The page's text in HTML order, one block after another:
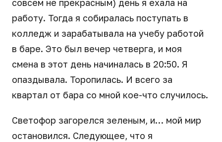
совсем не прекрасным) день я ехала на
работу. Тогда я собиралась поступать в
колледж и зарабатывала на учебу работой
в баре. Это был вечер четверга, и моя
смена в этот день начиналась в 20:50. Я
опаздывала. Торопилась. И всего за
квартал от бара со мной кое-что случилось.
Светофор загорелся зеленым, и… мой мир
остановился. Следующее, что я